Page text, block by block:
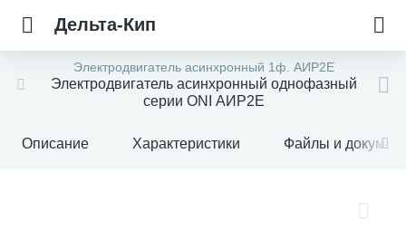
Дельта-Кип
Электродвигатель асинхронный 1ф. АИР2Е
Электродвигатель асинхронный однофазный
серии ONI АИР2Е
Описание Характеристики Файлы и